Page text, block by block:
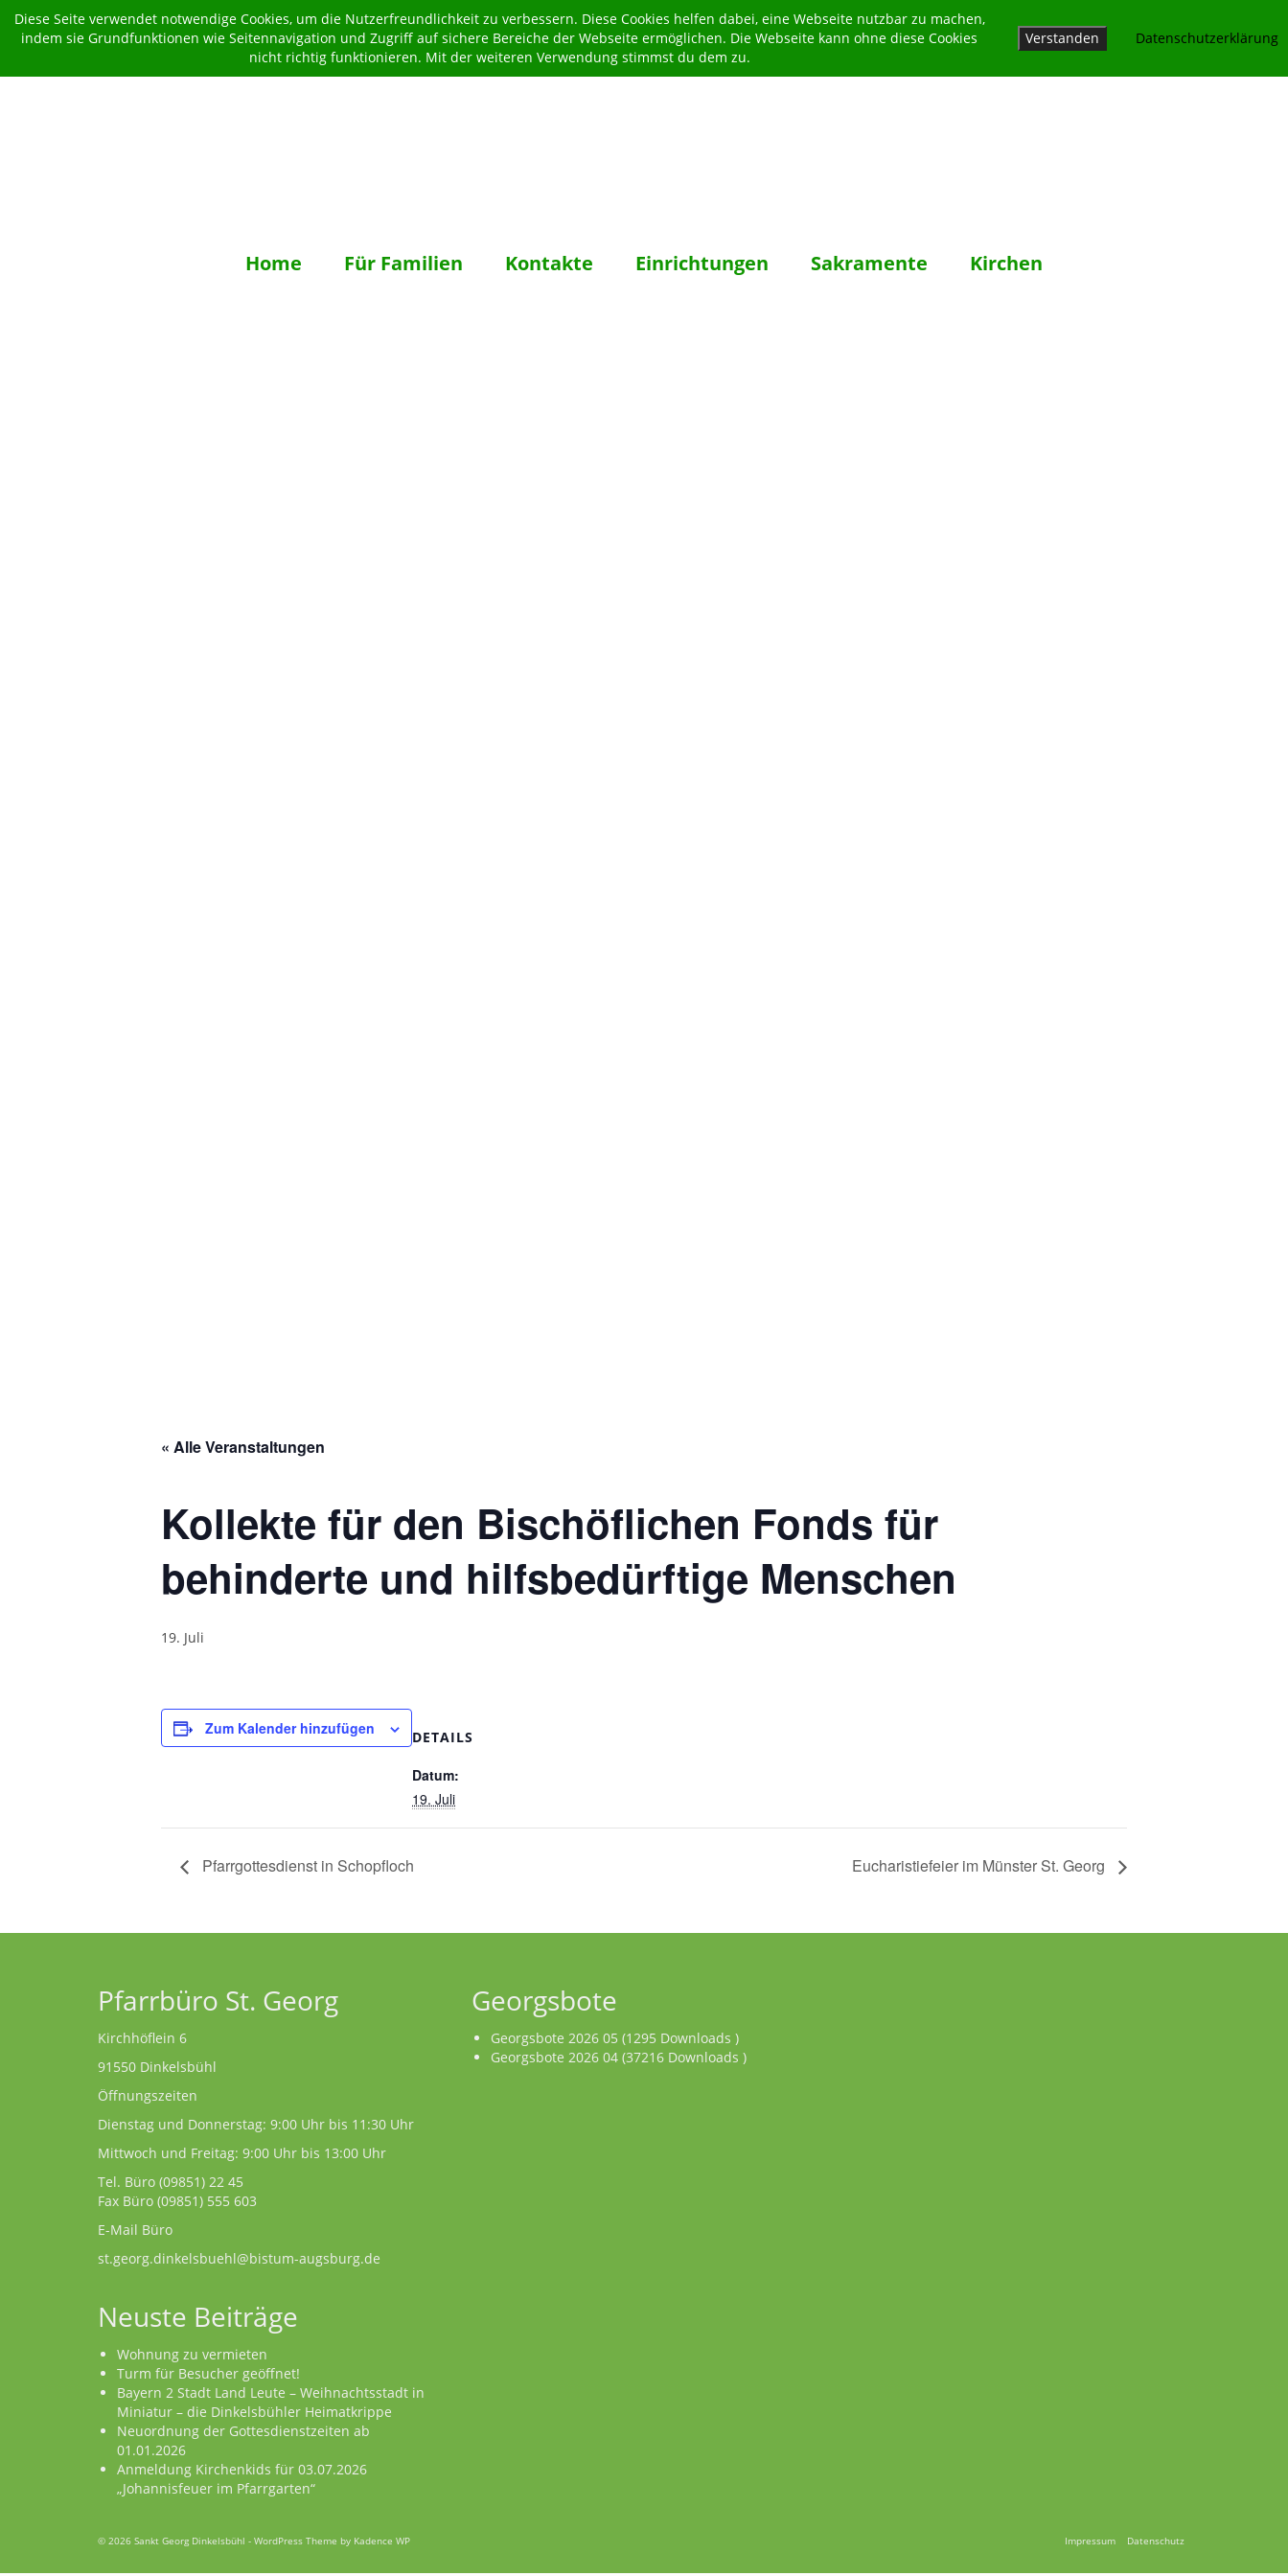
Home Für Familien Kontakte Einrichtungen Sakramente Kirchen
« Alle Veranstaltungen
Kollekte für den Bischöflichen Fonds für
behinderte und hilfsbedürftige Menschen
19. Juli
Zum Kalender hinzufügen DETAILS
Datum:
19. Juli
Pfarrgottesdienst in Schopfloch Eucharistiefeier im Münster St. Georg
Pfarrbüro St. Georg
Kirchhöflein 6
91550 Dinkelsbühl
Öffnungszeiten
Dienstag und Donnerstag: 9:00 Uhr bis 11:30 Uhr
Mittwoch und Freitag: 9:00 Uhr bis 13:00 Uhr
Tel. Büro (09851) 22 45
Fax Büro (09851) 555 603
E-Mail Büro
st.georg.dinkelsbuehl@bistum-augsburg.de
Neuste Beiträge
Wohnung zu vermieten
Turm für Besucher geöffnet!
Bayern 2 Stadt Land Leute – Weihnachtsstadt in
Miniatur – die Dinkelsbühler Heimatkrippe
Neuordnung der Gottesdienstzeiten ab
01.01.2026
Anmeldung Kirchenkids für 03.07.2026
„Johannisfeuer im Pfarrgarten“
Georgsbote
Georgsbote 2026 05 (1295 Downloads )
Georgsbote 2026 04 (37216 Downloads )
Impressum Datenschutz
© 2026 Sankt Georg Dinkelsbühl - WordPress Theme by Kadence WP
Diese Seite verwendet notwendige Cookies, um die Nutzerfreundlichkeit zu verbessern. Diese Cookies helfen dabei, eine Webseite nutzbar zu machen,
indem sie Grundfunktionen wie Seitennavigation und Zugriff auf sichere Bereiche der Webseite ermöglichen. Die Webseite kann ohne diese Cookies
nicht richtig funktionieren. Mit der weiteren Verwendung stimmst du dem zu.
Verstanden Datenschutzerklärung